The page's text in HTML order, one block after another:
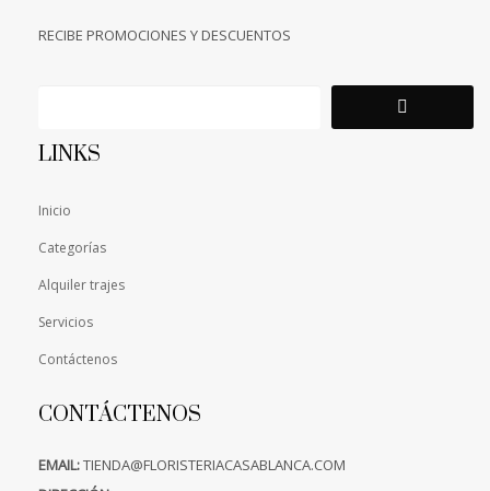
RECIBE PROMOCIONES Y DESCUENTOS
LINKS
Inicio
Categorías
Alquiler trajes
Servicios
Contáctenos
CONTÁCTENOS
EMAIL:TIENDA@FLORISTERIACASABLANCA.COM